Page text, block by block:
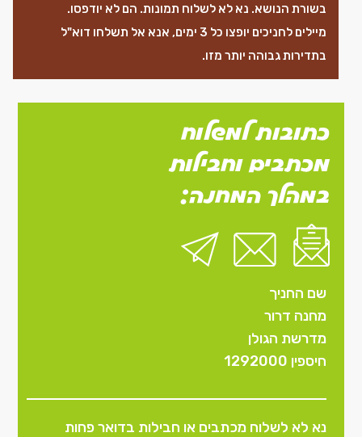
בשורת הנושא. נא לא לשלוח תמונות. הם לא יודפסו.
מיילים לחניכים יופצו כל 3 ימים, אנא אל תשלחו דוא"ל
בתדירות גבוהה יותר מזו.
שם החניך
מחנה דרור
מדרשת הגולן
חיספין 1292000
נא לא לשלוח מכתבים או חבילות בדואר פחות